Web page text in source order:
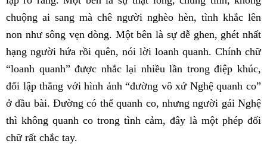
chuộng ai sang mà chê người nghèo hèn, tình khắc lên
non như sông vẹn dòng. Một bên là sự dễ ghen, ghét nhất
hạng người hứa rồi quên, nói lời loanh quanh. Chính chữ
“loanh quanh” được nhắc lại nhiều lần trong điệp khúc,
đối lập thẳng với hình ảnh “đường vô xứ Nghệ quanh co”
ở đầu bài. Đường có thể quanh co, nhưng người gái Nghệ
thì không quanh co trong tình cảm, đây là một phép đối
chữ rất chắc tay.